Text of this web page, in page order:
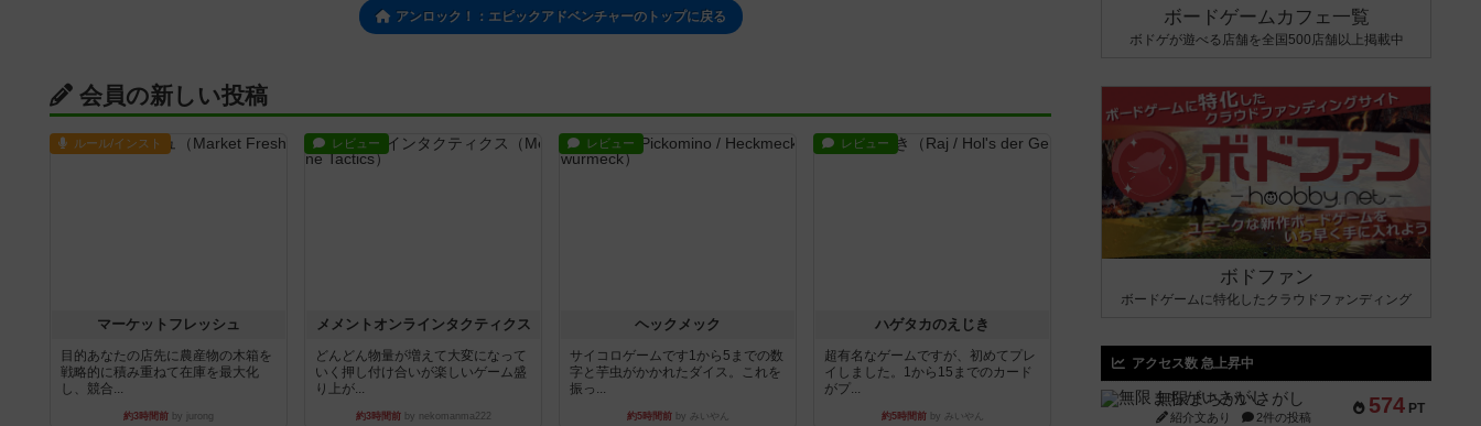
アンロック！：エピックアドベンチャーのトップに戻る
会員の新しい投稿
ルール/インスト
マーケットフレッシュ
目的あなたの店先に農産物の木箱を
戦略的に積み重ねて在庫を最大化
し、競合...
約3時間前 by jurong
レビュー
メメントオンラインタクティクス
どんどん物量が増えて大変になって
いく押し付け合いが楽しいゲーム盛
り上が...
約3時間前by nekomanma222
レビュー
ヘックメック
サイコロゲームです1から5までの数
字と芋虫がかかれたダイス。これを
振っ...
約5時間前by みいやん
レビュー
ハゲタカのえじき
超有名なゲームですが、初めてプレ
イしました。1から15までのカード
がプ...
約5時間前by みいやん
ボードゲームカフェ一覧
ボドゲが遊べる店舗を全国500店舗以上掲載中
ボドファン
ボードゲームに特化したクラウドファンディング
アクセス数 急上昇中
574 PT
無限まちがいさがし
紹介文あり 2件の投稿